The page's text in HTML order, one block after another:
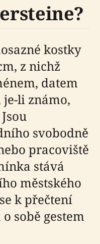
kostky
z nichž
datem
li známo,
svobodně
pracoviště
stává
městského
k přečtení
sobě gestem